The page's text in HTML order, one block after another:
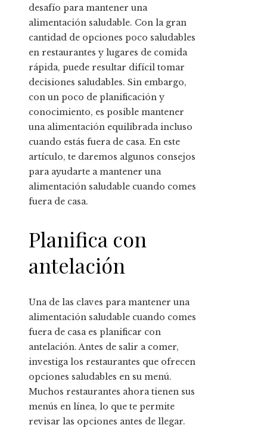
desafío para mantener una
alimentación saludable. Con la gran
cantidad de opciones poco saludables
en restaurantes y lugares de comida
rápida, puede resultar difícil tomar
decisiones saludables. Sin embargo,
con un poco de planificación y
conocimiento, es posible mantener
una alimentación equilibrada incluso
cuando estás fuera de casa. En este
artículo, te daremos algunos consejos
para ayudarte a mantener una
alimentación saludable cuando comes
fuera de casa.
Planifica con
antelación
Una de las claves para mantener una
alimentación saludable cuando comes
fuera de casa es planificar con
antelación. Antes de salir a comer,
investiga los restaurantes que ofrecen
opciones saludables en su menú.
Muchos restaurantes ahora tienen sus
menús en línea, lo que te permite
revisar las opciones antes de llegar.